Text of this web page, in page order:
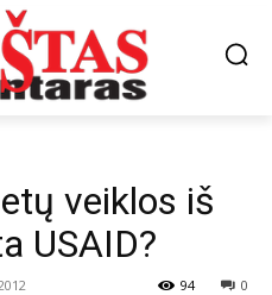
veiklos iš
USAID?
0
94